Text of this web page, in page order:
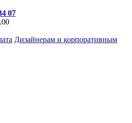
07
Дизайнерам и корпоративным